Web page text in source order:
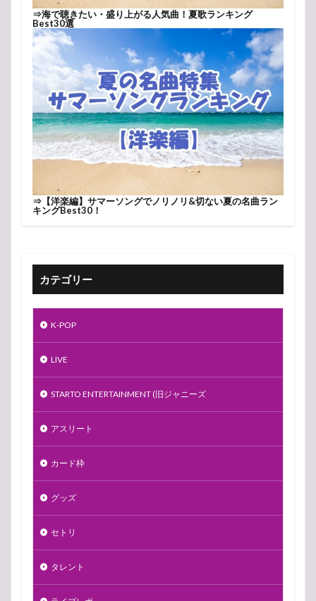
⇒海で聴きたい・盛り上がる人気曲！夏歌ランキング
Best30選
⇒ 【洋楽編】サマーソングでノリノリ&切ない夏の名曲ラン
キングBest30！
カテゴリー
K-POP
LIVE
STARTO ENTERTAINMENT (旧ジャニーズ
アスリート
カード枠
グッズ
セトリ
タレント